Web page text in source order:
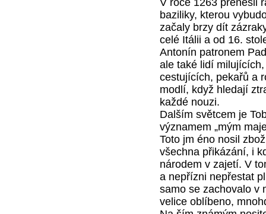
baziliky, kterou
začaly brzy dít
celé Itálii a od 16.
Antonín patronem
ale také lidí
cestujících, pekařů a
modlí, když hledají
každé nouzi.
Dalším světcem je
významem „mým
Toto jm éno nosil
všechna přikázání, i
národem v zajetí. V
a nepřízni nepřestat
samo se zachovalo v
velice oblíbeno,